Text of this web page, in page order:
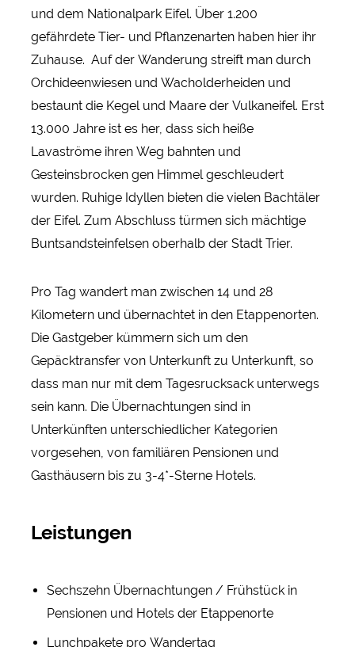
und dem Nationalpark Eifel. Über 1.200
gefährdete Tier- und Pflanzenarten haben hier ihr
Zuhause. Auf der Wanderung streift man durch
Orchideenwiesen und Wacholderheiden und
bestaunt die Kegel und Maare der Vulkaneifel. Erst
13.000 Jahre ist es her, dass sich heiße
Lavaströme ihren Weg bahnten und
Gesteinsbrocken gen Himmel geschleudert
wurden. Ruhige Idyllen bieten die vielen Bachtäler
der Eifel. Zum Abschluss türmen sich mächtige
Buntsandsteinfelsen oberhalb der Stadt Trier.
Pro Tag wandert man zwischen 14 und 28
Kilometern und übernachtet in den Etappenorten.
Die Gastgeber kümmern sich um den
Gepäcktransfer von Unterkunft zu Unterkunft, so
dass man nur mit dem Tagesrucksack unterwegs
sein kann. Die Übernachtungen sind in
Unterkünften unterschiedlicher Kategorien
vorgesehen, von familiären Pensionen und
Gasthäusern bis zu 3-4*-Sterne Hotels.
Leistungen
Sechszehn Übernachtungen / Frühstück in
Pensionen und Hotels der Etappenorte
Lunchpakete pro Wandertag